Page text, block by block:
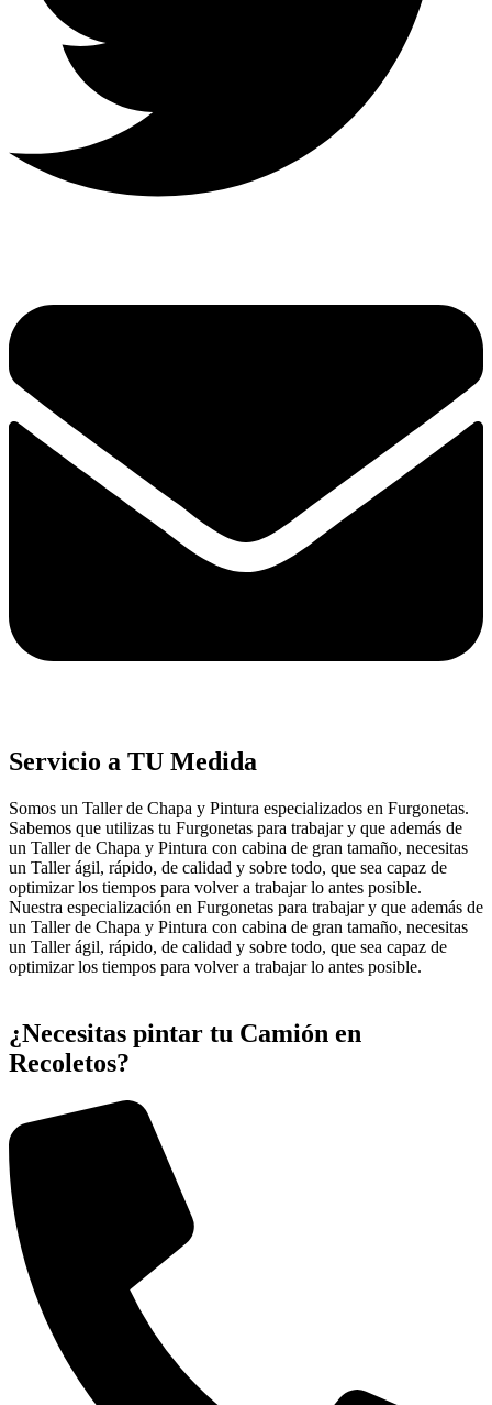
Servicio a TU Medida
Somos un Taller de Chapa y Pintura especializados en Furgonetas.
Sabemos que utilizas tu Furgonetas para trabajar y que además de
un Taller de Chapa y Pintura con cabina de gran tamaño, necesitas
un Taller ágil, rápido, de calidad y sobre todo, que sea capaz de
optimizar los tiempos para volver a trabajar lo antes posible.
Nuestra especialización en Furgonetas para trabajar y que además de
un Taller de Chapa y Pintura con cabina de gran tamaño, necesitas
un Taller ágil, rápido, de calidad y sobre todo, que sea capaz de
optimizar los tiempos para volver a trabajar lo antes posible.
¿Necesitas pintar tu Camión en
Recoletos?